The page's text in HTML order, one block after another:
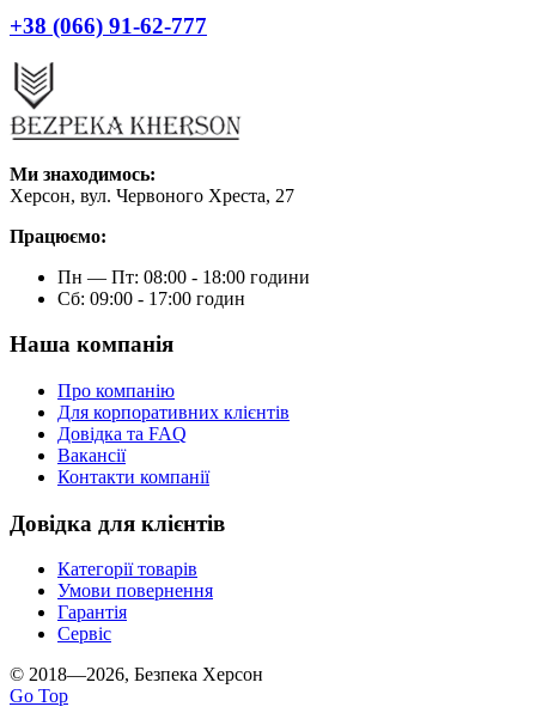
+38 (066) 91-62-777
Ми знаходимось:
Херсон, вул. Червоного Хреста, 27
Працюємо:
Пн — Пт: 08:00 - 18:00 години
Сб: 09:00 - 17:00 годин
Наша компанія
Про компанію
Для корпоративних клієнтів
Довідка та FAQ
Вакансії
Контакти компанії
Довідка для клієнтів
Категорії товарів
Умови повернення
Гарантія
Сервіс
© 2018—2026, Безпека Херсон
Go Top